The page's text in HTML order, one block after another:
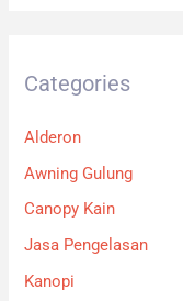
Categories
Alderon
Awning Gulung
Canopy Kain
Jasa Pengelasan
Kanopi